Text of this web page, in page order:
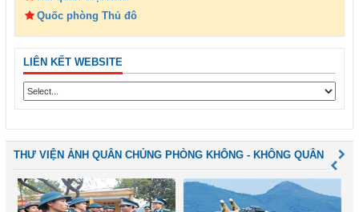
Quốc phòng Thủ đô
LIÊN KẾT WEBSITE
THƯ VIỆN ẢNH QUÂN CHỦNG PHÒNG KHÔNG - KHÔNG QUÂN